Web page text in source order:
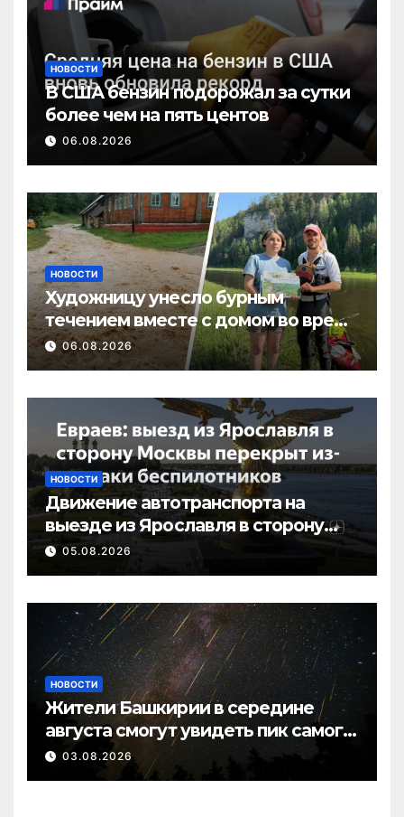
НОВОСТИ
В США бензин подорожал за сутки
более чем на пять центов
06.08.2026
НОВОСТИ
Художницу унесло бурным
течением вместе с домом во время
потопа в Пермском крае
06.08.2026
НОВОСТИ
Движение автотранспорта на
выезде из Ярославля в сторону
Москвы перекрыто в связи с
05.08.2026
НОВОСТИ
Жители Башкирии в середине
августа смогут увидеть пик самого
яркого звездопада года
03.08.2026